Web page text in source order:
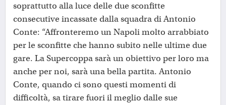
soprattutto alla luce delle due sconfitte
consecutive incassate dalla squadra di Antonio
Conte: “Affronteremo un Napoli molto arrabbiato
per le sconfitte che hanno subito nelle ultime due
gare. La Supercoppa sarà un obiettivo per loro ma
anche per noi, sarà una bella partita. Antonio
Conte, quando ci sono questi momenti di
difficoltà, sa tirare fuori il meglio dalle sue